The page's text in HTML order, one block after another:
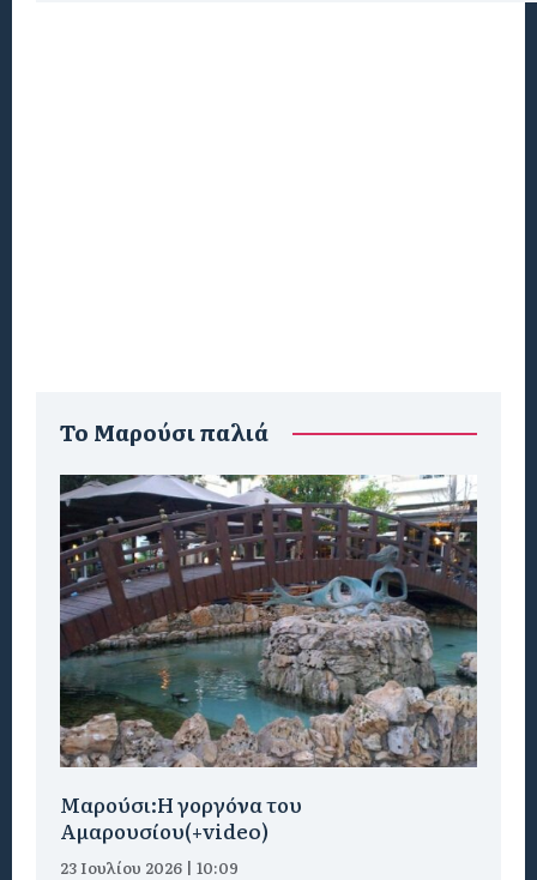
To Μαρούσι παλιά
Μαρούσι:H γοργόνα του
Αμαρουσίου(+video)
23 Ιουλίου 2026 | 10:09